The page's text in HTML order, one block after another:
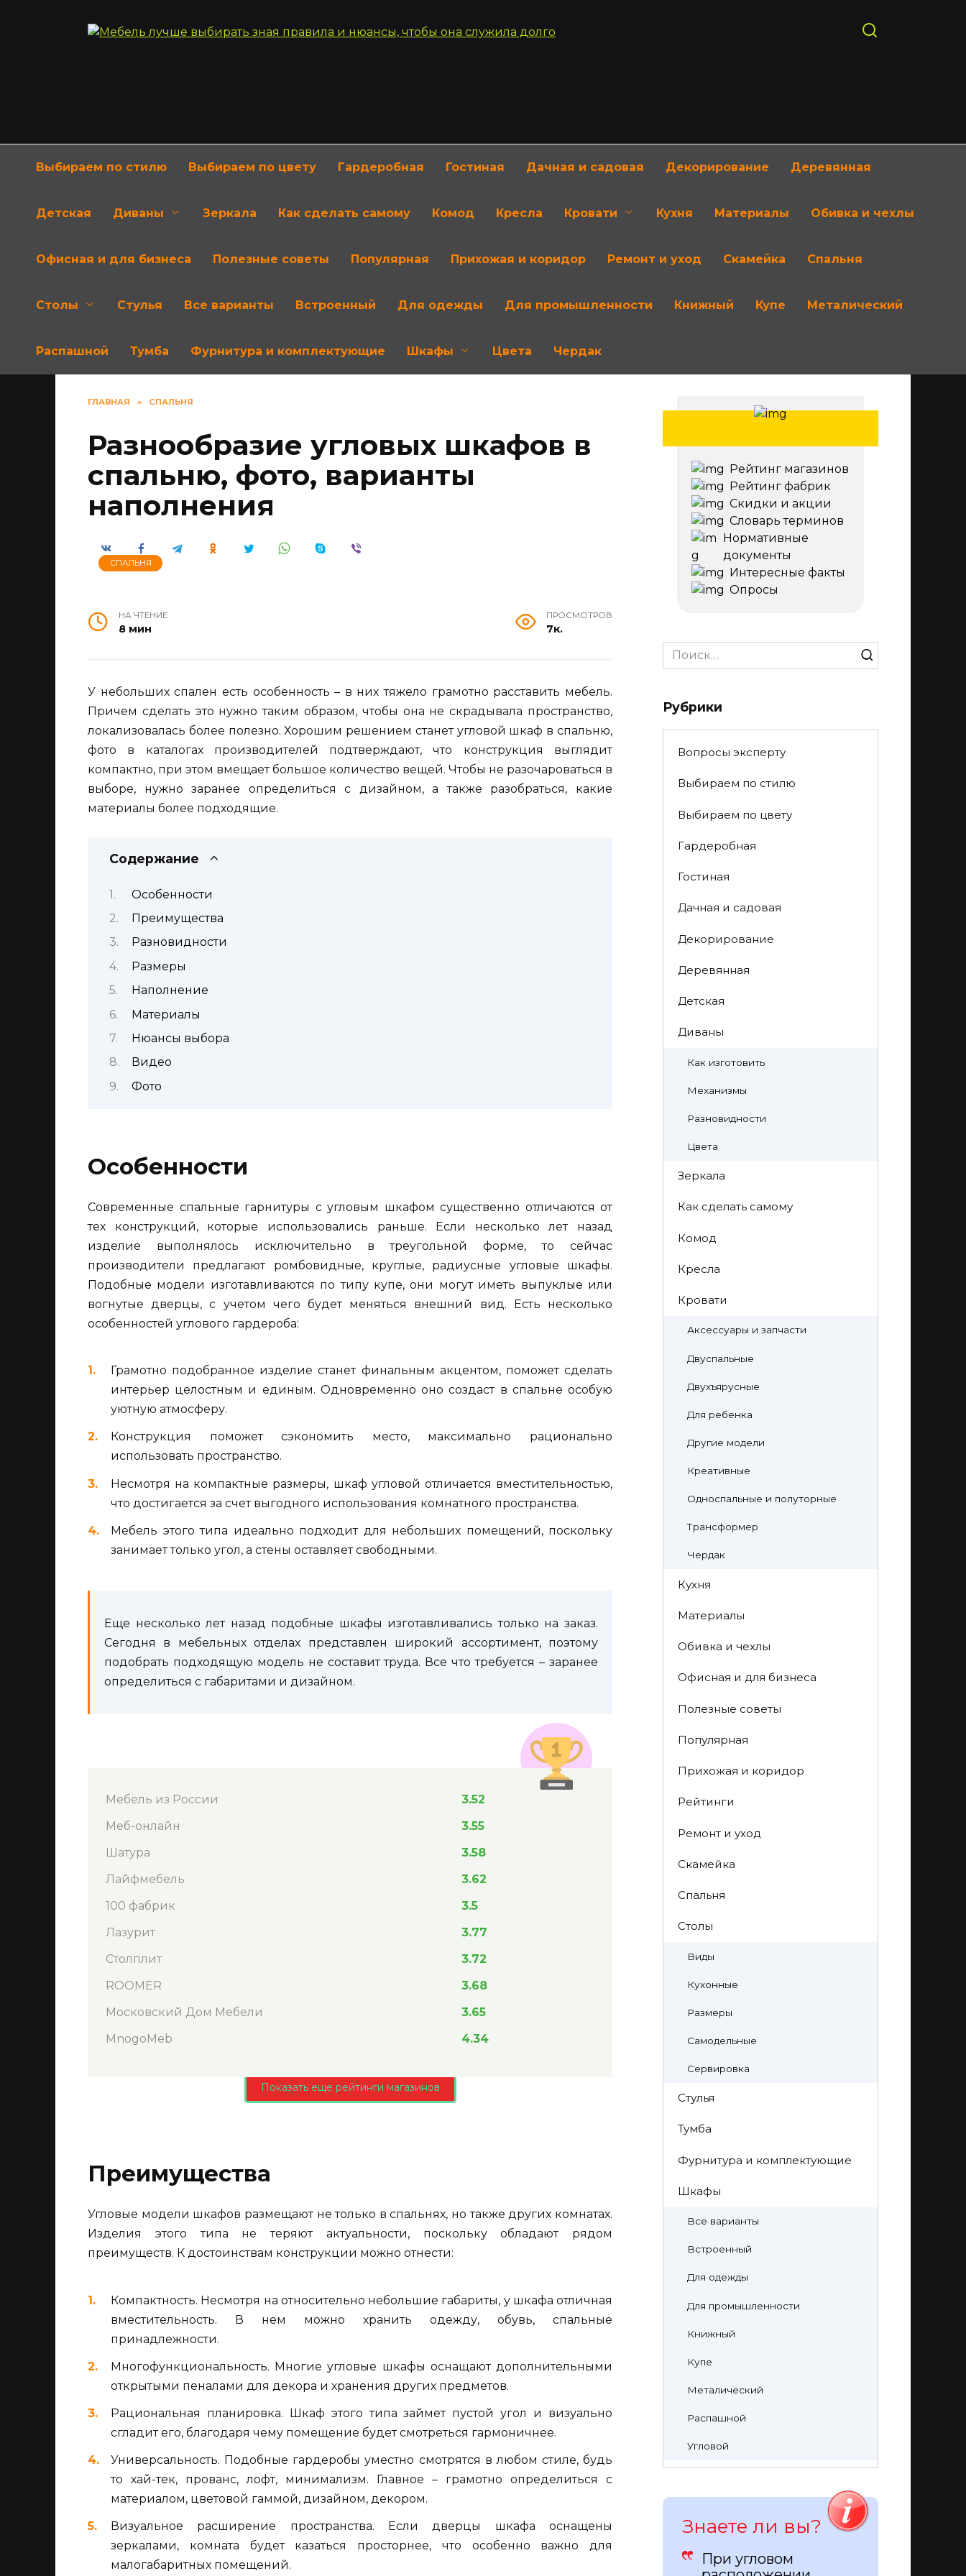
Выбираем по стилю Выбираем по цвету Гардеробная Гостиная Дачная и садовая Декорирование Деревянная
Детская Диваны Зеркала Как сделать самому Комод Кресла Кровати Кухня Материалы Обивка и чехлы
Офисная и для бизнеса Полезные советы Популярная Прихожая и коридор Ремонт и уход Скамейка Спальня
Столы Стулья Все варианты Встроенный Для одежды Для промышленности Книжный Купе Металический
Распашной Тумба Фурнитура и комплектующие Шкафы Цвета Чердак
ГЛАВНАЯ » СПАЛЬНЯ
Разнообразие угловых шкафов в
спальню, фото, варианты
наполнения
СПАЛЬНЯ
НА ЧТЕНИЕ
8 мин
ПРОСМОТРОВ
7к.
У небольших спален есть особенность – в них тяжело грамотно расставить мебель.
Причем сделать это нужно таким образом, чтобы она не скрадывала пространство,
локализовалась более полезно. Хорошим решением станет угловой шкаф в спальню,
фото в каталогах производителей подтверждают, что конструкция выглядит
компактно, при этом вмещает большое количество вещей. Чтобы не разочароваться в
выборе, нужно заранее определиться с дизайном, а также разобраться, какие
материалы более подходящие.
Содержание
Особенности
Преимущества
Разновидности
Размеры
Наполнение
Материалы
Нюансы выбора
Видео
Фото
Особенности
Современные спальные гарнитуры с угловым шкафом существенно отличаются от
тех конструкций, которые использовались раньше. Если несколько лет назад
изделие выполнялось исключительно в треугольной форме, то сейчас
производители предлагают ромбовидные, круглые, радиусные угловые шкафы.
Подобные модели изготавливаются по типу купе, они могут иметь выпуклые или
вогнутые дверцы, с учетом чего будет меняться внешний вид. Есть несколько
особенностей углового гардероба:
Грамотно подобранное изделие станет финальным акцентом, поможет сделать
интерьер целостным и единым. Одновременно оно создаст в спальне особую
уютную атмосферу.
Конструкция поможет сэкономить место, максимально рационально
использовать пространство.
Несмотря на компактные размеры, шкаф угловой отличается вместительностью,
что достигается за счет выгодного использования комнатного пространства.
Мебель этого типа идеально подходит для небольших помещений, поскольку
занимает только угол, а стены оставляет свободными.
Еще несколько лет назад подобные шкафы изготавливались только на заказ.
Сегодня в мебельных отделах представлен широкий ассортимент, поэтому
подобрать подходящую модель не составит труда. Все что требуется – заранее
определиться с габаритами и дизайном.
Мебель из России
3.52
Меб-онлайн
3.55
Шатура
3.58
Лайфмебель
3.62
100 фабрик
3.5
Лазурит
3.77
Столплит
3.72
ROOMER
3.68
Московский Дом Мебели
3.65
MnogoMeb
4.34
Показать еще рейтинги магазинов
Преимущества
Угловые модели шкафов размещают не только в спальнях, но также других комнатах.
Изделия этого типа не теряют актуальности, поскольку обладают рядом
преимуществ. К достоинствам конструкции можно отнести:
Компактность. Несмотря на относительно небольшие габариты, у шкафа отличная
вместительность. В нем можно хранить одежду, обувь, спальные
принадлежности.
Многофункциональность. Многие угловые шкафы оснащают дополнительными
открытыми пеналами для декора и хранения других предметов.
Рациональная планировка. Шкаф этого типа займет пустой угол и визуально
сгладит его, благодаря чему помещение будет смотреться гармоничнее.
Универсальность. Подобные гардеробы уместно смотрятся в любом стиле, будь
то хай-тек, прованс, лофт, минимализм. Главное – грамотно определиться с
материалом, цветовой гаммой, дизайном, декором.
Визуальное расширение пространства. Если дверцы шкафа оснащены
зеркалами, комната будет казаться просторнее, что особенно важно для
малогабаритных помещений.
Рейтинг магазинов
Рейтинг фабрик
Скидки и акции
Словарь терминов
Нормативные
документы
Интересные факты
Опросы
Search
for:
Рубрики
Вопросы эксперту
Выбираем по стилю
Выбираем по цвету
Гардеробная
Гостиная
Дачная и садовая
Декорирование
Деревянная
Детская
Диваны
Как изготовить
Механизмы
Разновидности
Цвета
Зеркала
Как сделать самому
Комод
Кресла
Кровати
Аксессуары и запчасти
Двуспальные
Двухъярусные
Для ребенка
Другие модели
Креативные
Односпальные и полуторные
Трансформер
Чердак
Кухня
Материалы
Обивка и чехлы
Офисная и для бизнеса
Полезные советы
Популярная
Прихожая и коридор
Рейтинги
Ремонт и уход
Скамейка
Спальня
Столы
Виды
Кухонные
Размеры
Самодельные
Сервировка
Стулья
Тумба
Фурнитура и комплектующие
Шкафы
Все варианты
Встроенный
Для одежды
Для промышленности
Книжный
Купе
Металический
Распашной
Угловой
Знаете ли вы?
При угловом